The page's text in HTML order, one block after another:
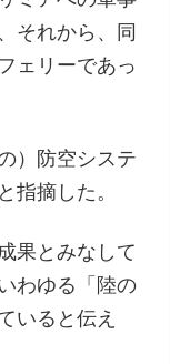
それから、同
ェリーであっ
）防空システ
指摘した。
果とみなして
わゆる「陸の
いると伝え